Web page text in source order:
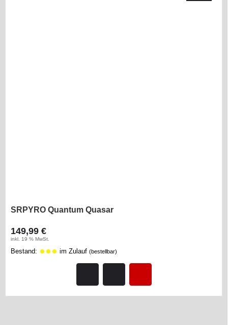
SRPYRO Quantum Quasar
149,99 €
inkl. 19 % MwSt.
Bestand: im Zulauf (bestellbar)